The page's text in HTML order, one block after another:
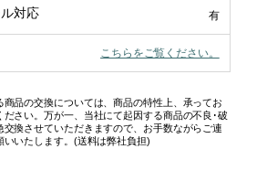
対応 有
こちらをご覧ください。
商品の交換については、商品の特性上、承ってお
ださい。万が一、当社にて起因する商品の不良･破
換させていただきますので、お手数ながらご連
いいたします。(送料は弊社負担)